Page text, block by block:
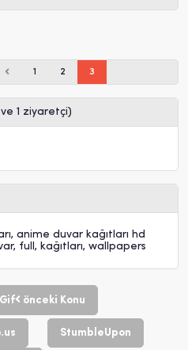
1 2 3
1 ziyaretçi)
, anime duvar kağıtları hd
, full, kağıtları, wallpapers
önceki Konu
StumbleUpon